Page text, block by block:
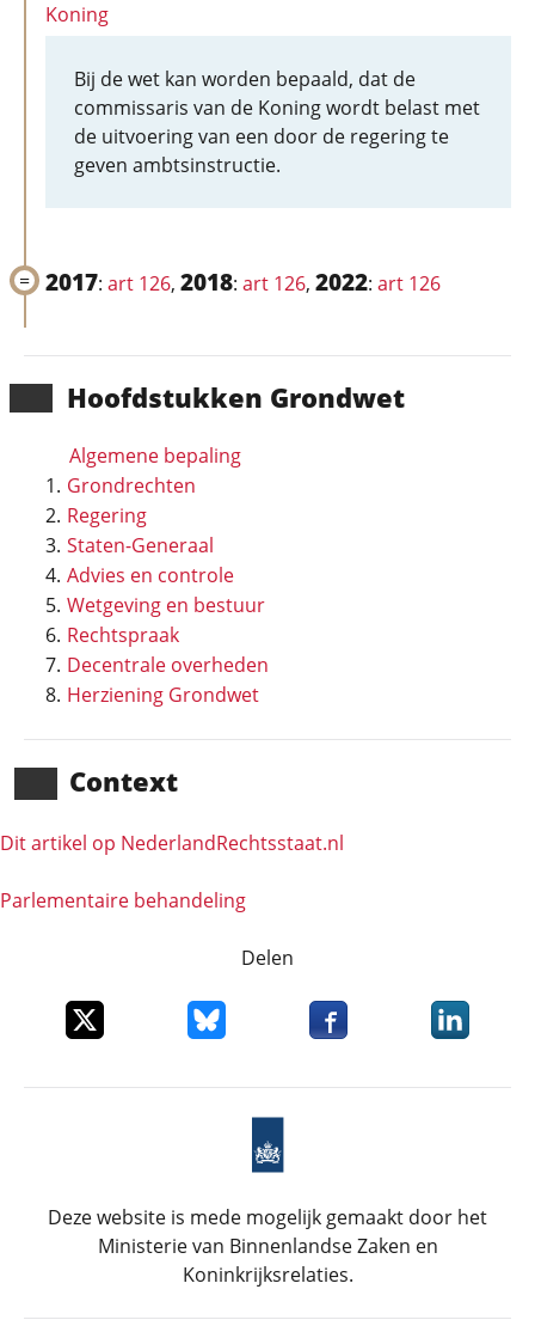
Hoofd­stukken Grondwet
Algemene bepaling
Grondrechten
Regering
Staten-Generaal
Advies en controle
Wetgeving en bestuur
Rechtspraak
Decentrale overheden
Herziening Grondwet
Context
Dit artikel op NederlandRechts­staat.nl
Parlementaire behandeling
Koning
Bij de wet kan worden bepaald, dat de
commissaris van de Koning wordt belast met
de uitvoering van een door de regering te
geven ambtsinstructie.
2017: art 126, 2018: art 126, 2022: art 126
Delen
Deel dit item op XDeel dit item op Bluesky
Deel dit item opDeel dit
Deze website is mede mogelijk gemaakt door het
Ministerie van Binnenlandse Zaken en
Koninkrijksrelaties.